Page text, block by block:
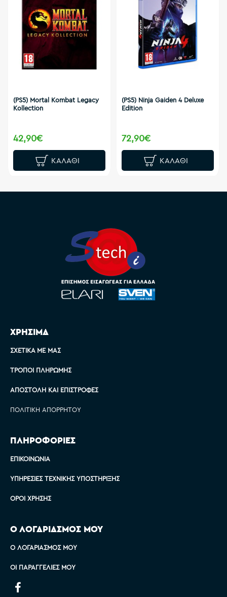
(PS5) Mortal Kombat Legacy
Kollection
42,90€
ΚΑΛΆΘΙ
(PS5) Ninja Gaiden 4 Deluxe
Edition
72,90€
ΚΑΛΆΘΙ
ΧΡΗΣΙΜΑ
ΣΧΕΤΙΚΆ ΜΕ ΜΑΣ
ΤΡΌΠΟΙ ΠΛΗΡΩΜΉΣ
ΑΠΟΣΤΟΛΉ ΚΑΙ ΕΠΙΣΤΡΟΦΈΣ
ΠΟΛΙΤΙΚΉ ΑΠΟΡΡΉΤΟΥ
ΠΛΗΡΟΦΟΡΙΕΣ
ΕΠΙΚΟΙΝΩΝΊΑ
ΥΠΗΡΕΣΊΕΣ ΤΕΧΝΙΚΉΣ ΥΠΟΣΤΉΡΙΞΗΣ
ΌΡΟΙ ΧΡΉΣΗΣ
Ο ΛΟΓΑΡΙΑΣΜΟΣ ΜΟΥ
Ο ΛΟΓΑΡΙΑΣΜΌΣ ΜΟΥ
ΟΙ ΠΑΡΑΓΓΕΛΊΕΣ ΜΟΥ